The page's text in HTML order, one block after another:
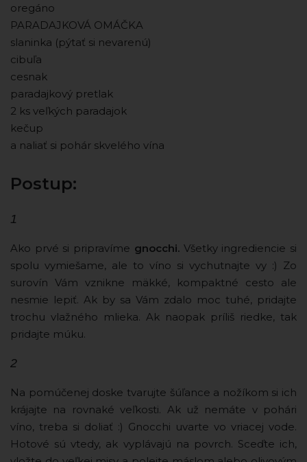
oregáno
PARADAJKOVÁ OMÁČKA
slaninka (pýtať si nevarenú)
cibuľa
cesnak
paradajkový pretlak
2 ks veľkých paradajok
kečup
a naliať si pohár skvelého vína
Postup:
1
Ako prvé si pripravíme gnocchi.Všetky ingrediencie si
spolu vymiešame, ale to víno si vychutnajte vy :) Zo
surovín Vám vznikne mäkké, kompaktné cesto ale
nesmie lepiť. Ak by sa Vám zdalo moc tuhé, pridajte
trochu vlažného mlieka. Ak naopak príliš riedke, tak
pridajte múku.
2
Na pomúčenej doske tvarujte šúľance a nožíkom si ich
krájajte na rovnaké veľkosti. Ak už nemáte v pohári
víno, treba si doliať :) Gnocchi uvarte vo vriacej vode.
Hotové sú vtedy, ak vyplávajú na povrch. Sceďte ich,